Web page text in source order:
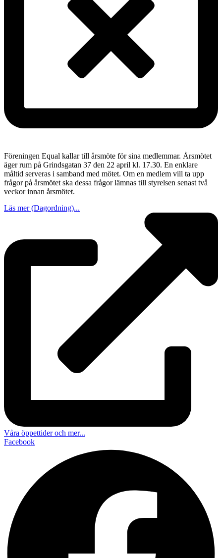
Föreningen Equal kallar till årsmöte för sina medlemmar. Årsmötet
äger rum på Grindsgatan 37 den 22 april kl. 17.30. En enklare
måltid serveras i samband med mötet. Om en medlem vill ta upp
frågor på årsmötet ska dessa frågor lämnas till styrelsen senast två
veckor innan årsmötet.
Läs mer (Dagordning)...
Våra öppettider och mer...
Facebook